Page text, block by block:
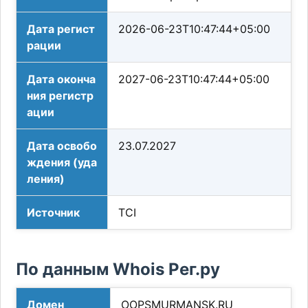
Дата регист
рации
2026-06-23T10:47:44+05:00
Дата оконча
ния регистр
ации
2027-06-23T10:47:44+05:00
Дата освобо
ждения (уда
ления)
23.07.2027
Источник TCI
По данным Whois Рег.ру
Домен OOPSMURMANSK.RU